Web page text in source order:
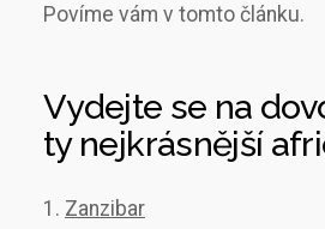
Povíme vám v tomto článku.
Vydejte se na
ty nejkrásnější
1. Zanzibar